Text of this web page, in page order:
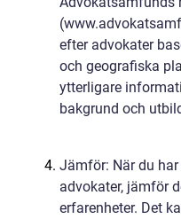
efter advokater
och geografiska
ytterligare
bakgrund och
Jämför: När du
advokater, jämför
erfarenheter. Det